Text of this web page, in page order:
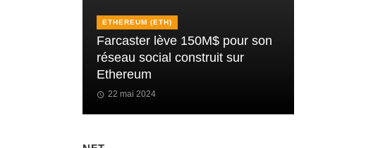
ETHEREUM (ETH)
Farcaster lève 150M$ pour son
réseau social construit sur
Ethereum
22 mai 2024